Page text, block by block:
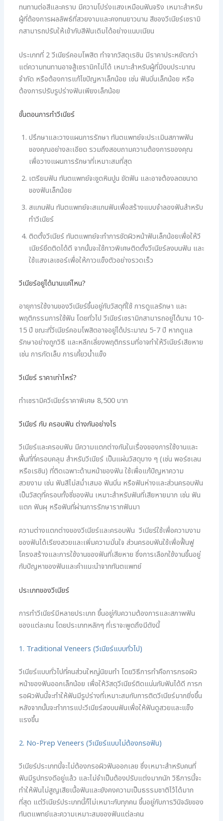
ทนทานต่อสีและคราบ มีความโปร่งแสงเหมือนฟันจริง เหมาะสำหรับ
ผู้ที่ต้องการผลลัพธ์ที่สวยงามและคงทนยาวนาน สีของวีเนียร์เซรามิ
กสามารถปรับให้เข้ากับสีฟันเดิมได้อย่างแนบเนียน
ประเภทที่ 2 วีเนียร์คอมโพสิต ทำจากวัสดุเรซิน มีราคาประหยัดกว่า
แต่ความทนทานอาจสู้เซรามิกไม่ได้ เหมาะสำหรับผู้ที่มีงบประมาณ
จำกัด หรือต้องการแก้ไขปัญหาเล็กน้อย เช่น ฟันบิ่นเล็กน้อย หรือ
ต้องการปรับรูปร่างฟันเพียงเล็กน้อย
ขั้นตอนการทำวีเนียร์
ปรึกษาและวางแผนการรักษา ทันตแพทย์จะประเมินสภาพฟัน
ของคุณอย่างละเอียด รวมถึงสอบถามความต้องการของคุณ
เพื่อวางแผนการรักษาที่เหมาะสมที่สุด
เตรียมฟัน ทันตแพทย์จะขูดหินปูน ขัดฟัน และอาจต้องลดขนาด
ของฟันเล็กน้อย
สแกนฟัน ทันตแพทย์จะสแกนฟันเพื่อสร้างแบบจำลองฟันสำหรับ
ทำวีเนียร์
ติดตั้งวีเนียร์ ทันตแพทย์จะทำการขัดผิวหน้าฟันเล็กน้อยเพื่อให้วี
เนียร์ยึดติดได้ดี จากนั้นจะใช้กาวพิเศษติดตั้งวีเนียร์ลงบนฟัน และ
ใช้แสงเลเซอร์เพื่อให้กาวแข็งตัวอย่างรวดเร็ว
วีเนียร์อยู่ได้นานแค่ไหน?
อายุการใช้งานของวีเนียร์ขึ้นอยู่กับวัสดุที่ใช้ การดูแลรักษา และ
พฤติกรรมการใช้ฟัน โดยทั่วไป วีเนียร์เซรามิกสามารถอยู่ได้นาน 10-
15 ปี ขณะที่วีเนียร์คอมโพสิตอาจอยู่ได้ประมาณ 5-7 ปี หากดูแล
รักษาอย่างถูกวิธี และหลีกเลี่ยงพฤติกรรมที่อาจทำให้วีเนียร์เสียหาย
เช่น การกัดเล็บ การเคี้ยวน้ำแข็ง
วีเนียร์ ราคาเท่าไหร่?
ทำเซรามิควีเนียร์ราคาพิเศษ 8,500 บาท
วีเนียร์ กับ ครอบฟัน ต่างกันอย่างไร
วีเนียร์และครอบฟัน มีความแตกต่างกันในเรื่องของการใช้งานและ
พื้นที่ที่ครอบคลุม สำหรับวีเนียร์ เป็นแผ่นวัสดุบาง ๆ (เช่น พอร์ซเลน
หรือเรซิน) ที่ติดเฉพาะด้านหน้าของฟัน ใช้เพื่อแก้ปัญหาความ
สวยงาม เช่น ฟันสีไม่สม่ำเสมอ ฟันบิ่น หรือฟันห่างและส่วนครอบฟัน
เป็นวัสดุที่ครอบทั้งซี่ของฟัน เหมาะสำหรับฟันที่เสียหายมาก เช่น ฟัน
แตก ฟันผุ หรือฟันที่ผ่านการรักษารากฟันมา
ความต่างแตกต่างของวีเนียร์และครอบฟัน วีเนียร์ใช้เพื่อความงาม
ของฟันได้เรียงสวยและเพิ่มความมั่นใจ ส่วนครอบฟันใช้เพื่อฟื้นฟู
โครงสร้างและการใช้งานของฟันที่เสียหาย ซึ่งการเลือกใช้งานขึ้นอยู่
กับปัญหาของฟันและคำแนะนำจากทันตแพทย์
ประเภทของวีเนียร์
การทำวีเนียร์มีหลายประเภท ขึ้นอยู่กับความต้องการและสภาพฟัน
ของแต่ละคน โดยประเภทหลักๆ ที่เราจะพูดถึงมีดังนี้
1. Traditional Veneers (วีเนียร์แบบทั่วไป)
วีเนียร์แบบทั่วไปที่คนส่วนใหญ่นิยมทำ โดยวิธีการทำคือการกรอผิว
หน้าของฟันออกเล็กน้อย เพื่อให้วัสดุวีเนียร์ติดแน่นกับฟันได้ดี การก
รอผิวฟันนี้จะทำให้ฟันมีรูปร่างที่เหมาะสมกับการติดวีเนียร์มากยิ่งขึ้น
หลังจากนั้นจะทำการแปะวีเนียร์ลงบนฟันเพื่อให้ฟันดูสวยและแข็ง
แรงขึ้น
2. No-Prep Veneers (วีเนียร์แบบไม่ต้องกรอฟัน)
วีเนียร์ประเภทนี้จะไม่ต้องกรอผิวฟันออกเลย ซึ่งเหมาะสำหรับคนที่
ฟันมีรูปทรงดีอยู่แล้ว และไม่จำเป็นต้องปรับแต่งมากนัก วิธีการนี้จะ
ทำให้ฟันไม่สูญเสียเนื้อฟันและยังคงความเป็นธรรมชาติไว้ได้มาก
ที่สุด แต่วีเนียร์ประเภทนี้ก็ไม่เหมาะกับทุกคน ขึ้นอยู่กับการวินิจฉัยของ
ทันตแพทย์และความเหมาะสมของฟันแต่ละคน